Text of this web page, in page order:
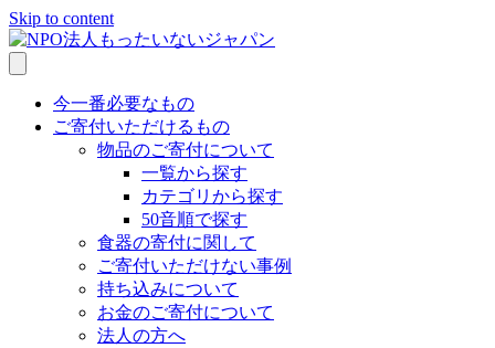
Skip to content
今一番必要なもの
ご寄付いただけるもの
物品のご寄付について
一覧から探す
カテゴリから探す
50音順で探す
食器の寄付に関して
ご寄付いただけない事例
持ち込みについて
お金のご寄付について
法人の方へ